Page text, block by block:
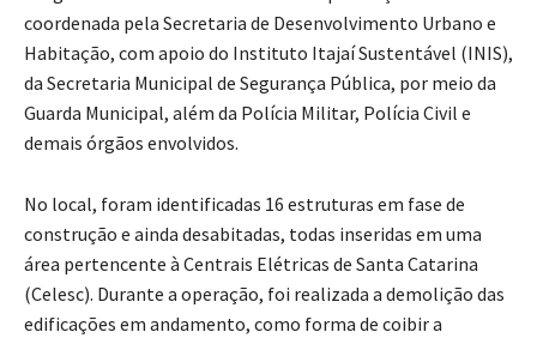
coordenada pela Secretaria de Desenvolvimento Urbano e
Habitação, com apoio do Instituto Itajaí Sustentável (INIS),
da Secretaria Municipal de Segurança Pública, por meio da
Guarda Municipal, além da Polícia Militar, Polícia Civil e
demais órgãos envolvidos.
No local, foram identificadas 16 estruturas em fase de
construção e ainda desabitadas, todas inseridas em uma
área pertencente à Centrais Elétricas de Santa Catarina
(Celesc). Durante a operação, foi realizada a demolição das
edificações em andamento, como forma de coibir a